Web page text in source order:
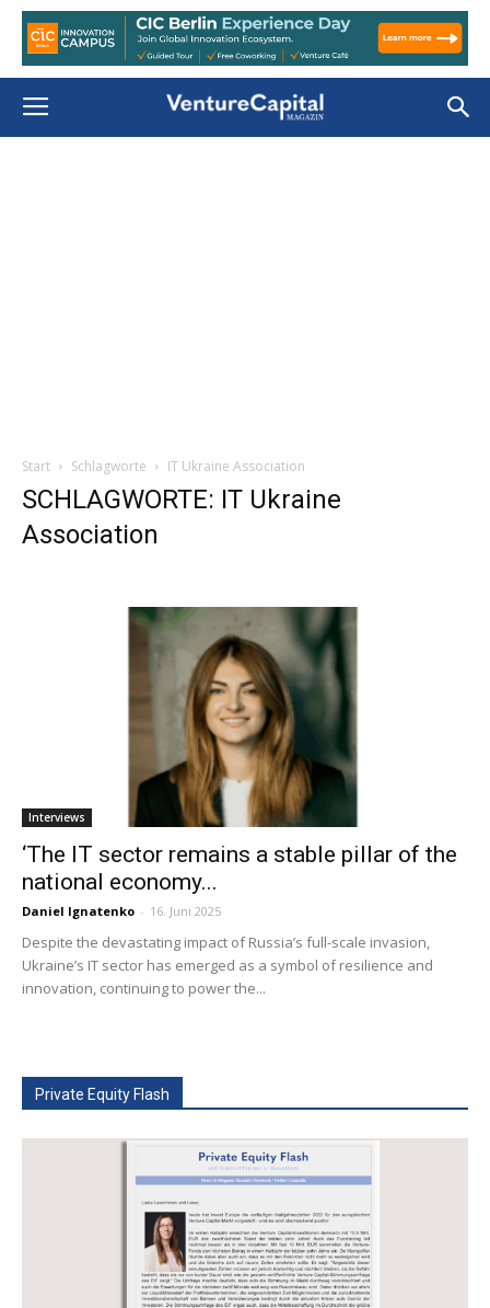
Start Schlagworte IT Ukraine Association
SCHLAGWORTE: IT Ukraine
Association
Interviews
‘The IT sector remains a stable pillar of the
national economy...
Daniel Ignatenko - 16. Juni 2025
Despite the devastating impact of Russia’s full-scale invasion,
Ukraine’s IT sector has emerged as a symbol of resilience and
innovation, continuing to power the...
Private Equity Flash